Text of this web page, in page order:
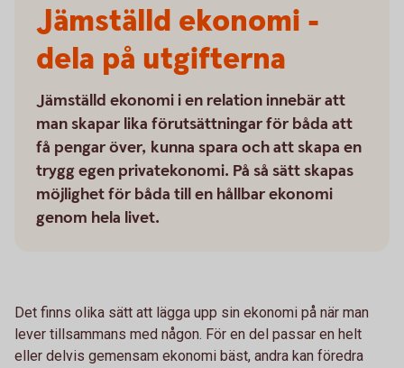
Jämställd ekonomi -
dela på utgifterna
Jämställd ekonomi i en relation innebär att
man skapar lika förutsättningar för båda att
få pengar över, kunna spara och att skapa en
trygg egen privatekonomi. På så sätt skapas
möjlighet för båda till en hållbar ekonomi
genom hela livet.
Det finns olika sätt att lägga upp sin ekonomi på när man
lever tillsammans med någon. För en del passar en helt
eller delvis gemensam ekonomi bäst, andra kan föredra